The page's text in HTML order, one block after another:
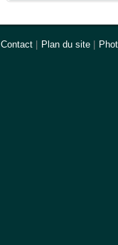
Contact Plan du site